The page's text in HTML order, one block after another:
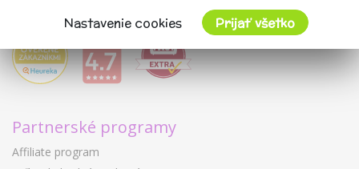
Partnerské programy
Affiliate program
Nastavenie cookies Prijať všetko